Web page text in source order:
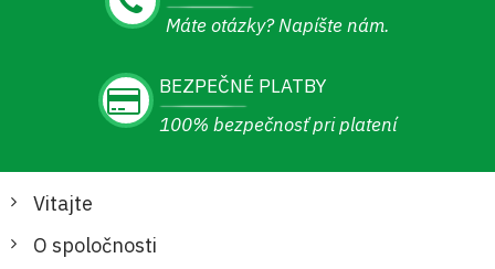
Máte otázky? Napíšte nám.
BEZPEČNÉ PLATBY
100% bezpečnosť pri platení
Vitajte
O spoločnosti